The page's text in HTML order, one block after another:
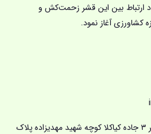
ارتباط بین این قشر زحمت‌کش و
آغاز نمود.
مازندران بهنمیر کیلومتر ۳ جاده کیاکلا کوچه شهید مهدیزاده پلاک